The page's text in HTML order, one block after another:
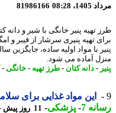
08:28
81986166
تهیه پنیر خانگی با شیر و دانه
برای
با مواد اولیه ساده، جایگزین
آماده می شود.
-دانه کتان-طرز تهیه -خانگی-کتان
این مواد غذایی برای
7
-پزشکی-11 روز پیش - چهارشنبه 7 مرداد 1405، 18:05